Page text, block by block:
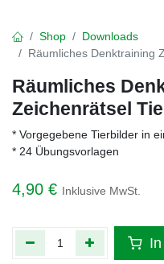
Shop
Downloads
Räumliches Denktraining
Räumliches
Zeichenrätsel
* Vorgegebene Tierbilder in
* 24 Übungsvorlagen
4,90 € Inklusive MwSt.